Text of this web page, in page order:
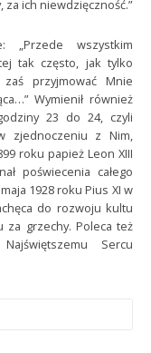
ich niewdzięczność.”
„Przede wszystkim
tak często, jak tylko
przyjmować Mnie
Wymienił również
23 do 24, czyli
zjednoczeniu z Nim,
roku papież Leon XIII
poświecenia całego
1928 roku Pius XI w
do rozwoju kultu
za grzechy. Poleca też
Sercu